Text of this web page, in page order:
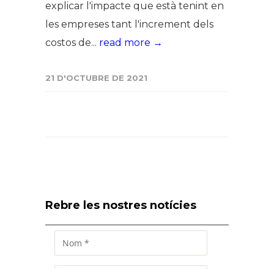
explicar l'impacte que està tenint en
les empreses tant l'increment dels
costos de... read more →
21 D'OCTUBRE DE 2021
Rebre les nostres notícies